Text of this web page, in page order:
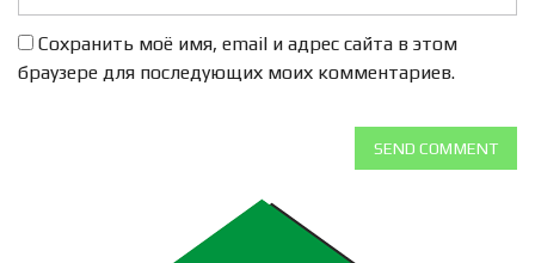
Сохранить моё имя, email и адрес сайта в этом
браузере для последующих моих комментариев.
SEND COMMENT